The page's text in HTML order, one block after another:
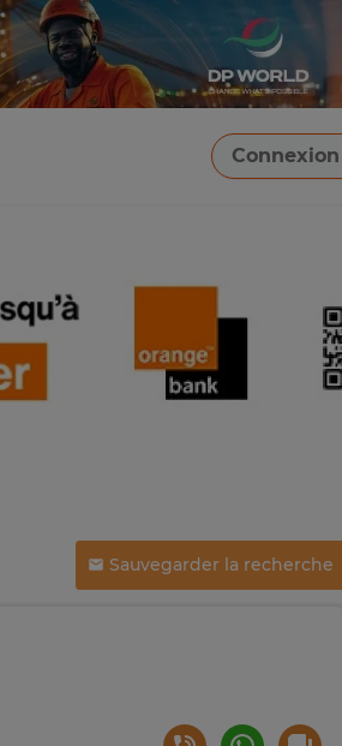
Télécharger
Sauvegarder la recherche